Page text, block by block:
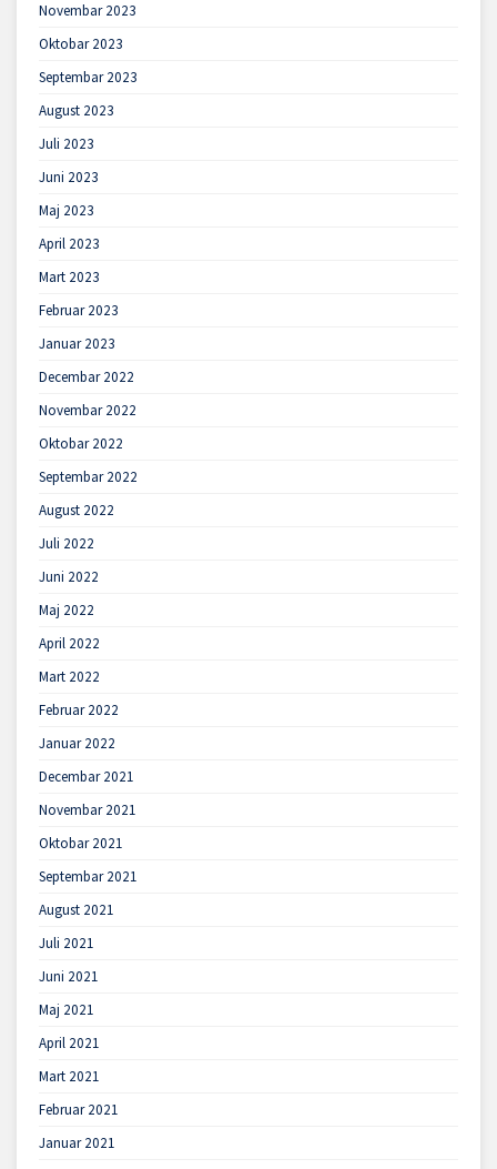
Novembar 2023
Oktobar 2023
Septembar 2023
August 2023
Juli 2023
Juni 2023
Maj 2023
April 2023
Mart 2023
Februar 2023
Januar 2023
Decembar 2022
Novembar 2022
Oktobar 2022
Septembar 2022
August 2022
Juli 2022
Juni 2022
Maj 2022
April 2022
Mart 2022
Februar 2022
Januar 2022
Decembar 2021
Novembar 2021
Oktobar 2021
Septembar 2021
August 2021
Juli 2021
Juni 2021
Maj 2021
April 2021
Mart 2021
Februar 2021
Januar 2021